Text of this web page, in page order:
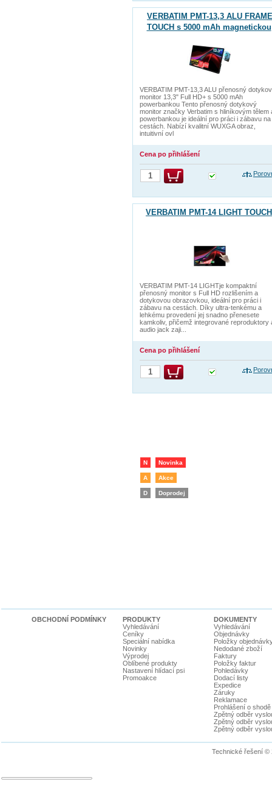
VERBATIM PMT-13,3 ALU FRAME
TOUCH s 5000 mAh magnetickou
VERBATIM PMT-13,3 ALU přenosný
monitor 13,3" Full HD+ s 5000 mAh
powerbankou Tento přenosný dotykový
monitor značky Verbatim s hliníkovým tělem
powerbankou je ideální pro práci i zábavu na
cestách. Nabízí kvalitní WUXGA obraz,
intuitivní ovl
Cena po přihlášení
VERBATIM PMT-14 LIGHT TOUCH
VERBATIM PMT-14 LIGHTje kompaktní
přenosný monitor s Full HD rozlišením a
dotykovou obrazovkou, ideální pro práci i
zábavu na cestách. Díky ultra-tenkému a
lehkému provedení jej snadno přenesete
kamkoliv, přičemž integrované reproduktory
audio jack zaji...
Cena po přihlášení
N Novinka
A Akce
D Doprodej
OBCHODNÍ PODMÍNKY
PRODUKTY
Vyhledávání
Ceníky
Speciální nabídka
Novinky
Výprodej
Oblíbené produkty
Nastavení hlídací psi
Promoakce
DOKUMENTY
Vyhledávání
Objednávky
Položky
Nedodané zboží
Faktury
Položky faktur
Pohledávky
Dodací listy
Expedice
Záruky
Reklamace
Prohlášení o shodě
Zpětný odběr
Zpětný odběr
Zpětný odběr
Technické řešení ©